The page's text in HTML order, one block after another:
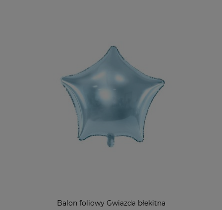
Balon foliowy Gwiazda błekitna